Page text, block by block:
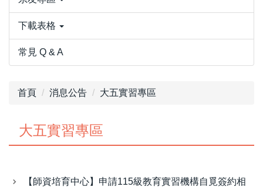
下載表格
常見 Q & A
首頁 消息公告 大五實習專區
大五實習專區
【師資培育中心】申請115級教育實習機構自覓簽約相